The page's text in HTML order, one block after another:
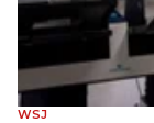
WSJ